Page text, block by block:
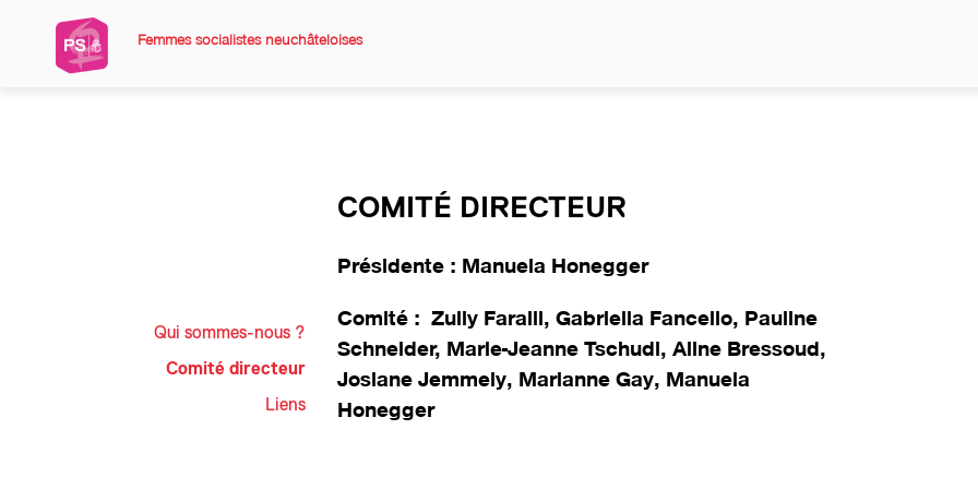
Femmes socialistes neuchâteloises
comite-directeurcomite-directeurcomite-directeur>ArrayNONONONONOYESNOYES
Qui sommes-nous ?
Comité directeur
Liens
COMITÉ DIRECTEUR
Présidente : Manuela Honegger
Comité : Zully Faralli, Gabriella Fancello, Pauline
Schneider, Marie-Jeanne Tschudi, Aline Bressoud,
Josiane Jemmely, Marianne Gay, Manuela
Honegger